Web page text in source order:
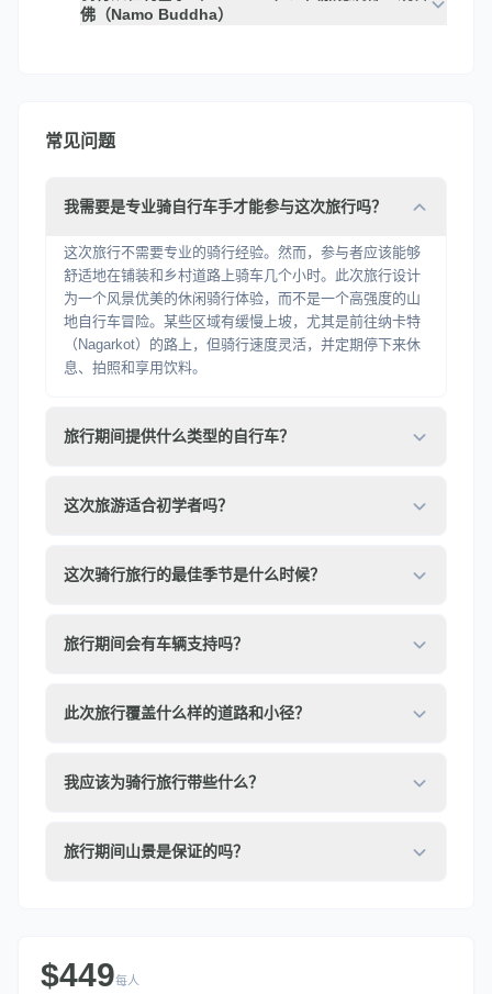
佛（Namo Buddha）
常见问题
我需要是专业骑自行车手才能参与这次旅行吗？
这次旅行不需要专业的骑行经验。然而，参与者应该能够
舒适地在铺装和乡村道路上骑车几个小时。此次旅行设计
为一个风景优美的休闲骑行体验，而不是一个高强度的山
地自行车冒险。某些区域有缓慢上坡，尤其是前往纳卡特
（Nagarkot）的路上，但骑行速度灵活，并定期停下来休
息、拍照和享用饮料。
旅行期间提供什么类型的自行车？
这次旅游适合初学者吗？
这次骑行旅行的最佳季节是什么时候？
旅行期间会有车辆支持吗？
此次旅行覆盖什么样的道路和小径？
我应该为骑行旅行带些什么？
旅行期间山景是保证的吗？
$449每人